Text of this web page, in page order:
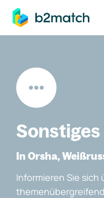
springen
In Orsha,
Informieren Sie sich